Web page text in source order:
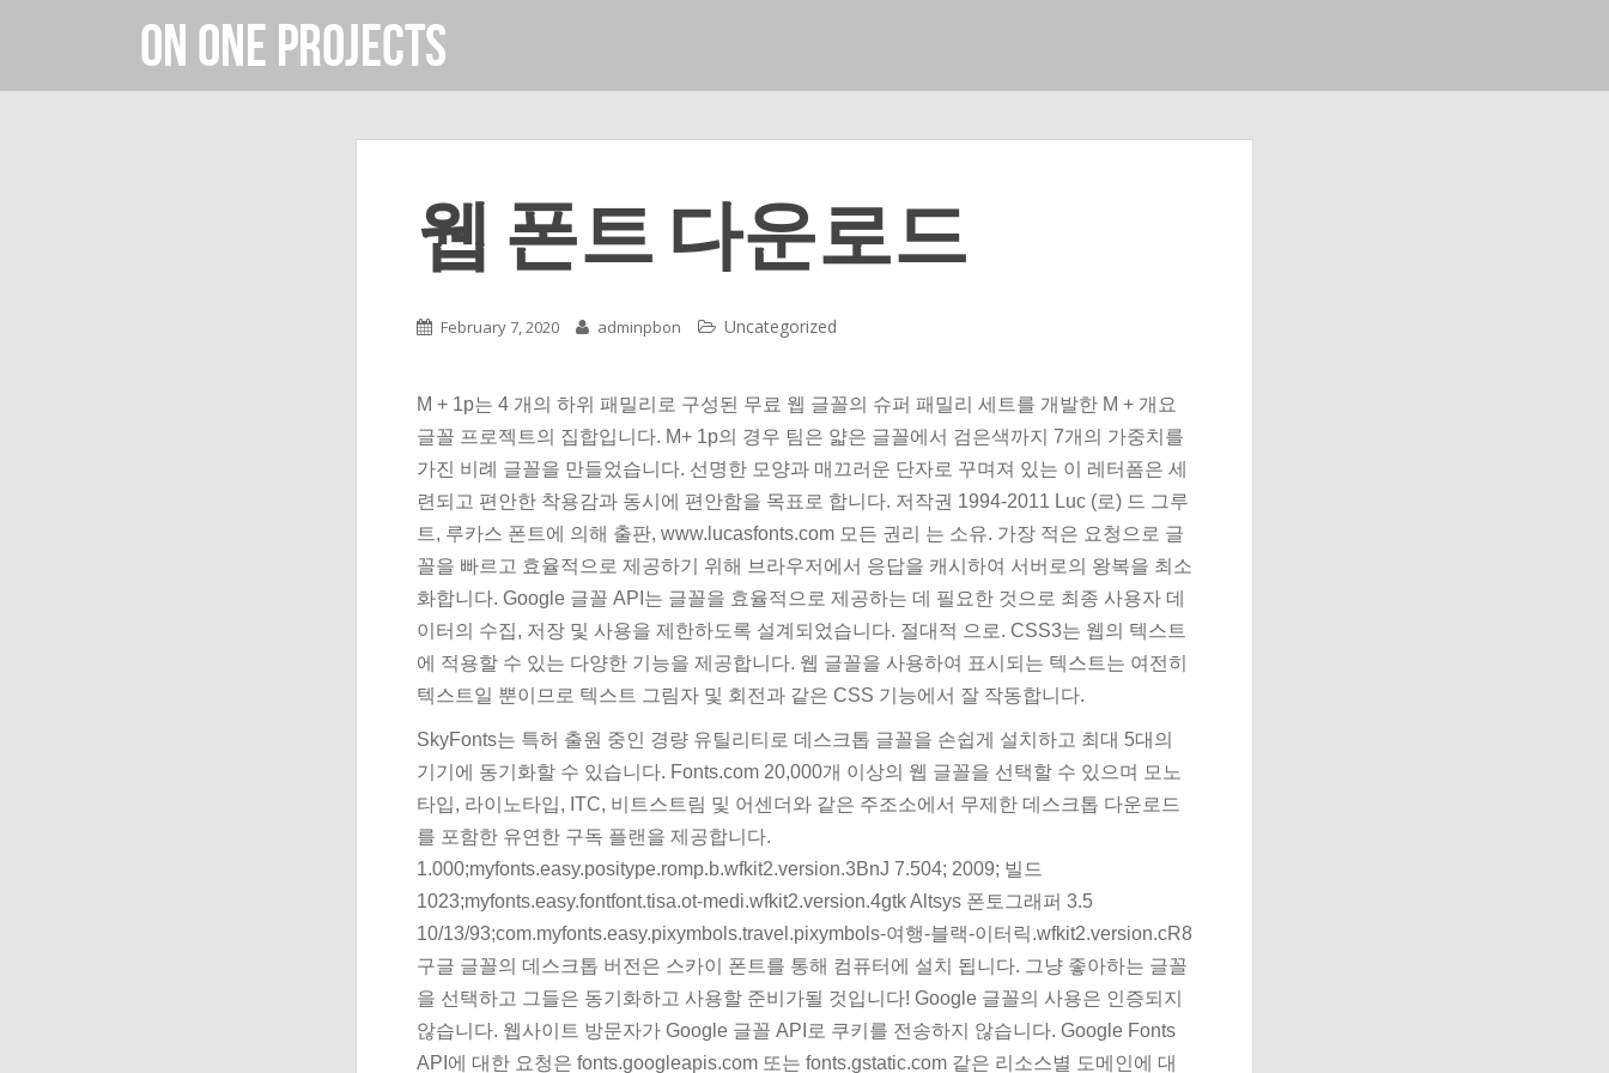
On One Projects
웹 폰트 다운로드
February 7, 2020 adminpbon Uncategorized
M + 1p는 4 개의 하위 패밀리로 구성된 무료 웹 글꼴의 슈퍼 패밀리 세트를 개발한 M + 개요
글꼴 프로젝트의 집합입니다. M+ 1p의 경우 팀은 얇은 글꼴에서 검은색까지 7개의 가중치를
가진 비례 글꼴을 만들었습니다. 선명한 모양과 매끄러운 단자로 꾸며져 있는 이 레터폼은 세
련되고 편안한 착용감과 동시에 편안함을 목표로 합니다. 저작권 1994-2011 Luc (로) 드 그루
트, 루카스 폰트에 의해 출판, www.lucasfonts.com 모든 권리 는 소유. 가장 적은 요청으로 글
꼴을 빠르고 효율적으로 제공하기 위해 브라우저에서 응답을 캐시하여 서버로의 왕복을 최소
화합니다. Google 글꼴 API는 글꼴을 효율적으로 제공하는 데 필요한 것으로 최종 사용자 데
이터의 수집, 저장 및 사용을 제한하도록 설계되었습니다. 절대적 으로. CSS3는 웹의 텍스트
에 적용할 수 있는 다양한 기능을 제공합니다. 웹 글꼴을 사용하여 표시되는 텍스트는 여전히
텍스트일 뿐이므로 텍스트 그림자 및 회전과 같은 CSS 기능에서 잘 작동합니다.
SkyFonts는 특허 출원 중인 경량 유틸리티로 데스크톱 글꼴을 손쉽게 설치하고 최대 5대의
기기에 동기화할 수 있습니다. Fonts.com 20,000개 이상의 웹 글꼴을 선택할 수 있으며 모노
타입, 라이노타입, ITC, 비트스트림 및 어센더와 같은 주조소에서 무제한 데스크톱 다운로드
를 포함한 유연한 구독 플랜을 제공합니다.
1.000;myfonts.easy.positype.romp.b.wfkit2.version.3BnJ 7.504; 2009; 빌드
1023;myfonts.easy.fontfont.tisa.ot-medi.wfkit2.version.4gtk Altsys 폰토그래퍼 3.5
10/13/93;com.myfonts.easy.pixymbols.travel.pixymbols-여행-블랙-이터릭.wfkit2.version.cR8
구글 글꼴의 데스크톱 버전은 스카이 폰트를 통해 컴퓨터에 설치 됩니다. 그냥 좋아하는 글꼴
을 선택하고 그들은 동기화하고 사용할 준비가될 것입니다! Google 글꼴의 사용은 인증되지
않습니다. 웹사이트 방문자가 Google 글꼴 API로 쿠키를 전송하지 않습니다. Google Fonts
API에 대한 요청은 fonts.googleapis.com 또는 fonts.gstatic.com 같은 리소스별 도메인에 대